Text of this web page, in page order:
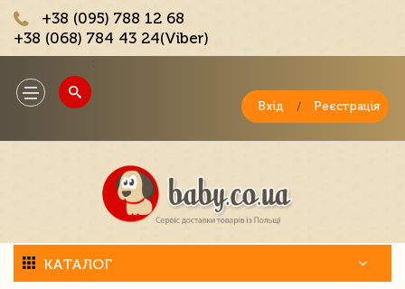
+38 (095) 788 12 68
+38 (068) 784 43 24(Viber)
Toggle
navigation
Вхід / Реєстрація
КАТАЛОГ